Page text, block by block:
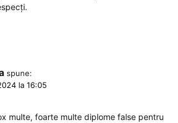
spune:
la 16:05
multe, foarte multe diplome false pentru